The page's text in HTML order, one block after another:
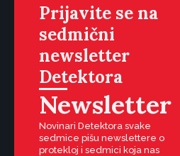
Prijavite se na
sedmični
newsletter
Detektora
Newsletter
Novinari Detektora svake
sedmice pišu newslettere o
protekloj i sedmici koja nas